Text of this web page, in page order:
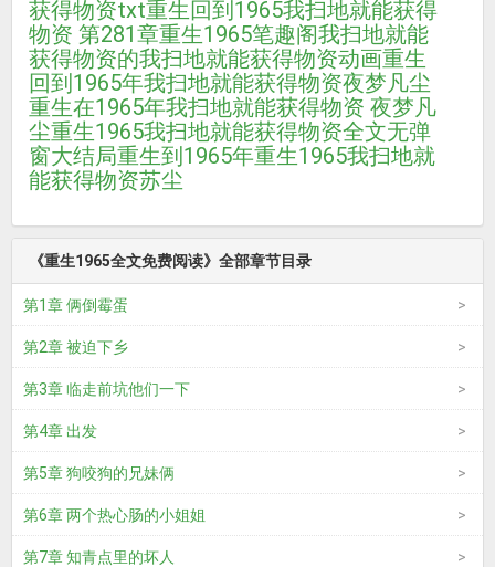
获得物资txt重生回到1965我扫地就能获得
物资 第281章重生1965笔趣阁我扫地就能
获得物资的我扫地就能获得物资动画重生
回到1965年我扫地就能获得物资夜梦凡尘
重生在1965年我扫地就能获得物资 夜梦凡
尘重生1965我扫地就能获得物资全文无弹
窗大结局重生到1965年重生1965我扫地就
能获得物资苏尘
《重生1965全文免费阅读》全部章节目录
第1章 俩倒霉蛋
第2章 被迫下乡
第3章 临走前坑他们一下
第4章 出发
第5章 狗咬狗的兄妹俩
第6章 两个热心肠的小姐姐
第7章 知青点里的坏人